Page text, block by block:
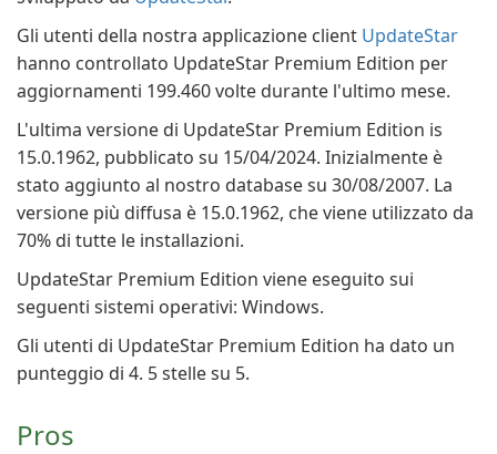
Gli utenti della nostra applicazione client UpdateStar
hanno controllato UpdateStar Premium Edition per
aggiornamenti 199.460 volte durante l'ultimo mese.
L'ultima versione di UpdateStar Premium Edition is
15.0.1962, pubblicato su 15/04/2024. Inizialmente è
stato aggiunto al nostro database su 30/08/2007. La
versione più diffusa è 15.0.1962, che viene utilizzato da
70% di tutte le installazioni.
UpdateStar Premium Edition viene eseguito sui
seguenti sistemi operativi: Windows.
Gli utenti di UpdateStar Premium Edition ha dato un
punteggio di 4. 5 stelle su 5.
Pros